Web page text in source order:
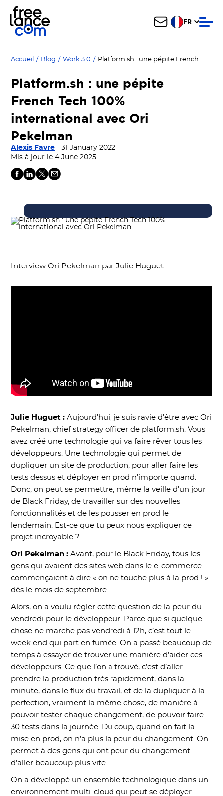
FR
Accueil / Blog / Work 3.0 / Platform.sh : une pépite French Tech 100% international avec Ori Pekelman
Platform.sh : une pépite
French Tech 100%
international avec Ori
Pekelman
Alexis Favre - 31 January 2022
Mis à jour le 4 June 2025
Interview Ori Pekelman par Julie Huguet
Julie Huguet : Aujourd’hui, je suis ravie d’être avec Ori
Pekelman, chief strategy officer de platform.sh. Vous
avez créé une technologie qui va faire rêver tous les
développeurs. Une technologie qui permet de
dupliquer un site de production, pour aller faire les
tests dessus et déployer en prod n’importe quand.
Donc, on peut se permettre, même la veille d’un jour
de Black Friday, de travailler sur des nouvelles
fonctionnalités et de les pousser en prod le
lendemain. Est-ce que tu peux nous expliquer ce
projet incroyable ?
Ori Pekelman : Avant, pour le Black Friday, tous les
gens qui avaient des sites web dans le e-commerce
commençaient à dire « on ne touche plus à la prod ! »
dès le mois de septembre.
Alors, on a voulu régler cette question de la peur du
vendredi pour le développeur. Parce que si quelque
chose ne marche pas vendredi à 12h, c’est tout le
week end qui part en fumée. On a passé beaucoup de
temps à essayer de trouver une manière d’aider ces
développeurs. Ce que l’on a trouvé, c’est d’aller
prendre la production très rapidement, dans la
minute, dans le flux du travail, et de la dupliquer à la
perfection, vraiment la même chose, de manière à
pouvoir tester chaque changement, de pouvoir faire
30 tests dans la journée. Du coup, quand on fait la
mise en prod, on n’a plus la peur du changement. On
permet à des gens qui ont peur du changement
d’aller beaucoup plus vite.
On a développé un ensemble technologique dans un
environnement multi-cloud qui peut se déployer